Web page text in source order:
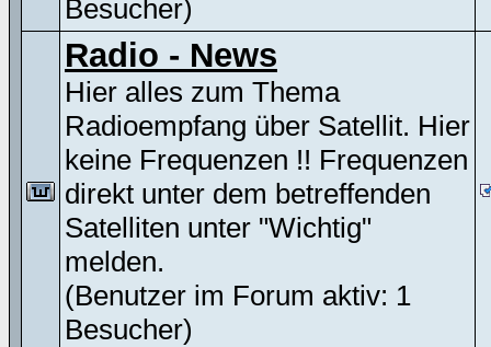
Besucher)
Radio - News
Hier alles zum Thema
Radioempfang über Satellit. Hier
keine Frequenzen !! Frequenzen
direkt unter dem betreffenden
Satelliten unter "Wichtig"
melden.
(Benutzer im Forum aktiv: 1
Besucher)